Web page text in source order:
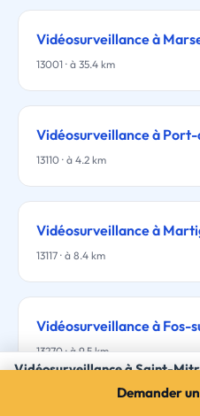
Vidéosurveillance à
13001 · à 35.4 km
Vidéosurveillance à
13110 · à 4.2 km
Vidéosurveillance à
13117 · à 8.4 km
Vidéosurveillance à Fos-
13270 · à 9.5 km
Vidéosurveillance à Saint-
3 devis gratuits · sans engagement
Demander